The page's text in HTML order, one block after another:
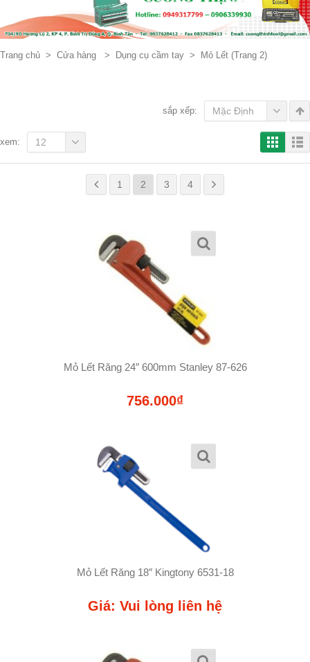
Trang chủ > Cửa hàng > Dụng cụ cầm tay > Mỏ Lết (Trang 2)
sắp xếp: Mặc Định
1 2 3 4
xem: 12
Mỏ Lết Răng 24″ 600mm Stanley 87-626
756.000₫
Mỏ Lết Răng 18″ Kingtony 6531-18
Giá: Vui lòng liên hệ